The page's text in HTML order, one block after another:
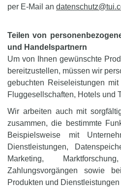
per E-Mail an
Teilen von
und Handelspartnern
Um von Ihnen gewünschte
bereitzustellen, müssen wir
gebuchten Reiseleistungen
Fluggesellschaften, Hotels und
Wir arbeiten auch mit
zusammen, die bestimmte
Beispielsweise mit
Dienstleistungen,
Marketing,
Zahlungsvorgängen sowie
Produkten und